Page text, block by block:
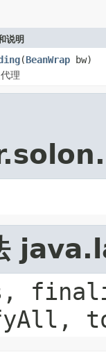
说明
(BeanWrap bw)
理